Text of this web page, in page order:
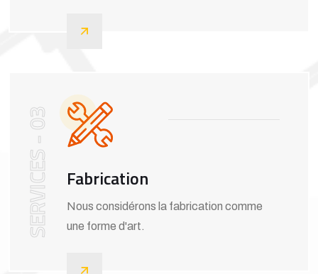
SERVICES - 03 Fabrication
Nous considérons la fabrication comme
une forme d'art.